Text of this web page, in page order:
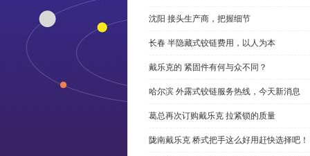
沈阳 接头生产商，把握细节
长春 半隐藏式铰链费用，以人为本
戴乐克的 紧固件有何与众不同？
哈尔滨 外露式铰链服务热线，今天新消息
葛总再次订购戴乐克 拉紧锁的质量
陇南戴乐克 桥式把手这么好用赶快选择吧！